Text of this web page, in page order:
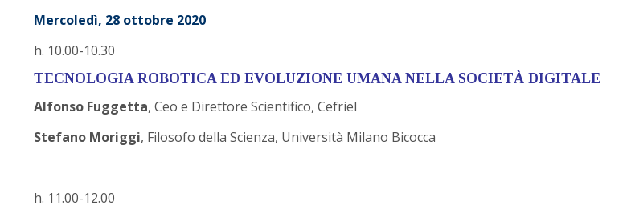
Mercoledì, 28 ottobre 2020
h. 10.00-10.30
TECNOLOGIA ROBOTICA ED EVOLUZIONE UMANA NELLA SOCIETÀ DIGITALE
Alfonso Fuggetta, Ceo e Direttore Scientifico, Cefriel
Stefano Moriggi, Filosofo della Scienza, Università Milano Bicocca
h. 11.00-12.00